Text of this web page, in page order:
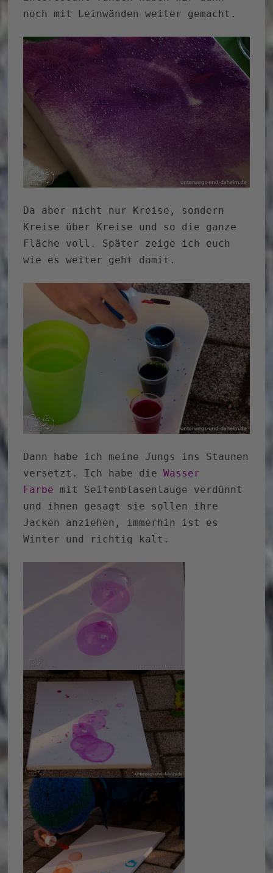
noch mit Leinwänden weiter gemacht.
Da aber nicht nur Kreise, sondern
Kreise über Kreise und so die ganze
Fläche voll. Später zeige ich euch
wie es weiter geht damit.
Dann habe ich meine Jungs ins Staunen
versetzt. Ich habe dieWasser
Farbe mit Seifenblasenlauge verdünnt
und ihnen gesagt sie sollen ihre
Jacken anziehen, immerhin ist es
Winter und richtig kalt.